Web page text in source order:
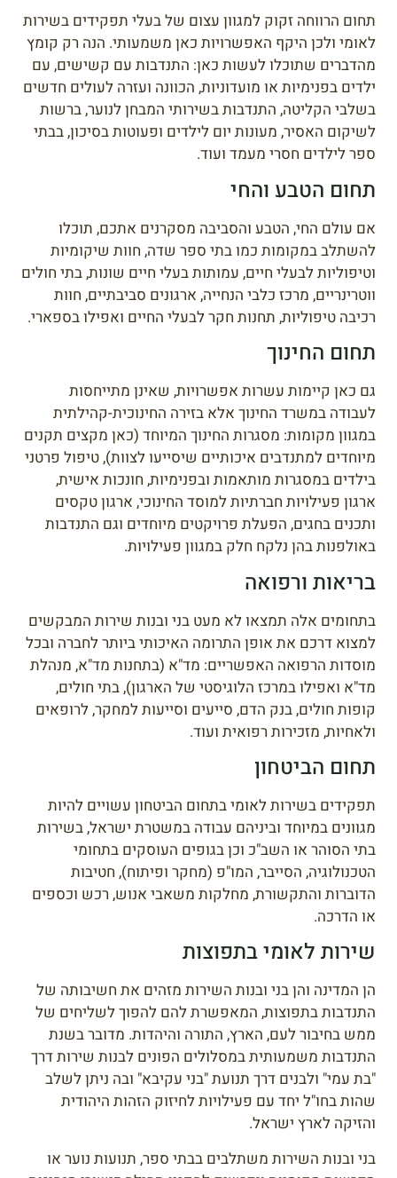
תחום הרווחה זקוק למגוון עצום של בעלי תפקידים בשירות
לאומי ולכן היקף האפשרויות כאן משמעותי. הנה רק קומץ
מהדברים שתוכלו לעשות כאן: התנדבות עם קשישים, עם
ילדים בפנימיות או מועדוניות, הכוונה ועזרה לעולים חדשים
בשלבי הקליטה, התנדבות בשירותי המבחן לנוער, ברשות
לשיקום האסיר, מעונות יום לילדים ופעוטות בסיכון, בבתי
ספר לילדים חסרי מעמד ועוד.
תחום הטבע והחי
אם עולם החי, הטבע והסביבה מסקרנים אתכם, תוכלו
להשתלב במקומות כמו בתי ספר שדה, חוות שיקומיות
וטיפוליות לבעלי חיים, עמותות בעלי חיים שונות, בתי חולים
ווטרינריים, מרכז כלבי הנחייה, ארגונים סביבתיים, חוות
רכיבה טיפוליות, תחנות חקר לבעלי החיים ואפילו בספארי.
תחום החינוך
גם כאן קיימות עשרות אפשרויות, שאינן מתייחסות
לעבודה במשרד החינוך אלא בזירה החינוכית-קהילתית
במגוון מקומות: מסגרות החינוך המיוחד (כאן מקצים תקנים
מיוחדים למתנדבים איכותיים שיסייעו לצוות), טיפול פרטני
בילדים במסגרות מותאמות ובפנימיות, חונכות אישית,
ארגון פעילויות חברתיות למוסד החינוכי, ארגון טקסים
ותכנים בחגים, הפעלת פרויקטים מיוחדים וגם התנדבות
באולפנות בהן נלקח חלק במגוון פעילויות.
בריאות ורפואה
בתחומים אלה תמצאו לא מעט בני ובנות שירות המבקשים
למצוא דרכם את אופן התרומה האיכותי ביותר לחברה ובכל
מוסדות הרפואה האפשריים: מד"א (בתחנות מד"א, מנהלת
מד"א ואפילו במרכז הלוגיסטי של הארגון), בתי חולים,
קופות חולים, בנק הדם, סייעים וסייעות למחקר, לרופאים
ולאחיות, מזכירות רפואית ועוד.
תחום הביטחון
תפקידים בשירות לאומי בתחום הביטחון עשויים להיות
מגוונים במיוחד וביניהם עבודה במשטרת ישראל, בשירות
בתי הסוהר או השב"כ וכן בגופים העוסקים בתחומי
הטכנולוגיה, הסייבר, המו"פ (מחקר ופיתוח), חטיבות
הדוברות והתקשורת, מחלקות משאבי אנוש, רכש וכספים
או הדרכה.
שירות לאומי בתפוצות
הן המדינה והן בני ובנות השירות מזהים את חשיבותה של
התנדבות בתפוצות, המאפשרת להם להפוך לשליחים של
ממש בחיבור לעם, הארץ, התורה והיהדות. מדובר בשנת
התנדבות משמעותית במסלולים הפונים לבנות שירות דרך
"בת עמי" ולבנים דרך תנועת "בני עקיבא" ובה ניתן לשלב
שהות בחו"ל יחד עם פעילויות לחיזוק הזהות היהודית
והזיקה לארץ ישראל.
בני ובנות השירות משתלבים בבתי ספר, תנועות נוער או